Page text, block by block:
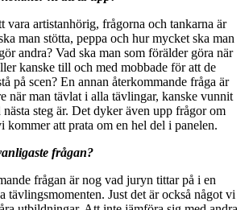
vara artistanhörig, frågorna och tankarna är
man stötta, peppa och hur mycket ska man
andra? Vad ska man som förälder göra när
kanske till och med mobbade för att de
på scen? En annan återkommande fråga är
när man tävlat i alla tävlingar, kanske vunnit
steg är. Det dyker även upp frågor om
att prata om en hel del i panelen.
frågan?
frågan är nog vad juryn tittar på i en
tävlingsmomenten. Just det är också något vi